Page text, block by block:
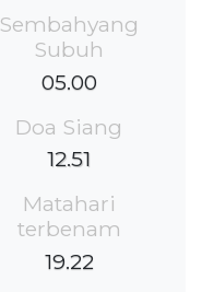
Sembahyang
Subuh
05.00
Doa Siang
12.51
Matahari
terbenam
19.22